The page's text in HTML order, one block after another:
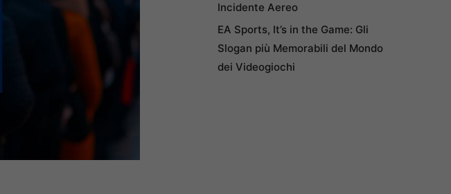
Incidente Aereo
EA Sports, It’s in the Game: Gli
Slogan più Memorabili del Mondo
dei Videogiochi